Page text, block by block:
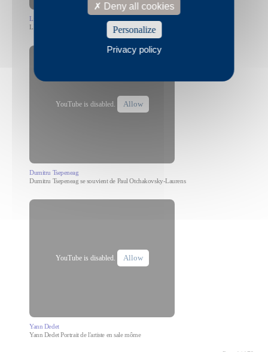
Liliane Giraudon
LIliane Giraudon Ma première fois avec Paul Otchakovsky-Laurens
YouTube is disabled. Allow
Dumitru Tsepeneag
Dumitru Tsepeneag se souvient de Paul Otchakovsky-Laurens
YouTube is disabled. Allow
Yann Dedet
Yann Dedet Portrait de l'artiste en sale môme
Deny all cookies
Personalize
Privacy policy